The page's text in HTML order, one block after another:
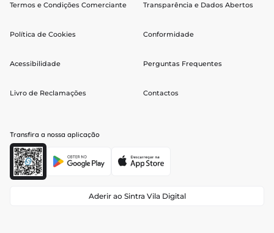
Termos e Condições Comerciante
Política de Cookies
Acessibilidade
Livro de Reclamações
Transparência e Dados Abertos
Conformidade
Perguntas Frequentes
Contactos
Transfira a nossa aplicação
Aderir ao Sintra Vila Digital